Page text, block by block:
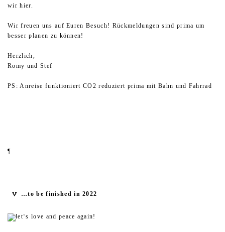
wir hier.
Wir freuen uns auf Euren Besuch! Rückmeldungen sind prima um
besser planen zu können!
Herzlich,
Romy und Stef
PS: Anreise funktioniert CO2 reduziert prima mit Bahn und Fahrrad
¶
…to be finished in 2022
let‘s love and peace again!